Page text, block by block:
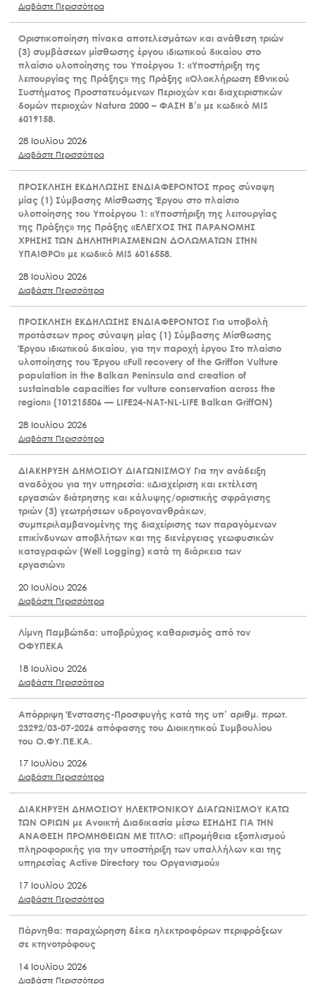
Διαβάστε Περισσότερα
Οριστικοποίηση πίνακα αποτελεσμάτων και ανάθεση τριών
(3) συμβάσεων μίσθωσης έργου ιδιωτικού δικαίου στο
πλαίσιο υλοποίησης του Υποέργου 1: «Υποστήριξη της
λειτουργίας της Πράξης» της Πράξης «Ολοκλήρωση Εθνικού
Συστήματος Προστατευόμενων Περιοχών και διαχειριστικών
δομών περιοχών Natura 2000 – ΦΑΣΗ Β’» με κωδικό MIS
6019158.
28 Ιουλίου 2026
Διαβάστε Περισσότερα
ΠΡΟΣΚΛΗΣΗ ΕΚΔΗΛΩΣΗΣ ΕΝΔΙΑΦΕΡΟΝΤΟΣ προς σύναψη
μίας (1) Σύμβασης Μίσθωσης Έργου στο πλαίσιο
υλοποίησης του Υποέργου 1: «Υποστήριξη της λειτουργίας
της Πράξης» της Πράξης «ΕΛΕΓΧΟΣ ΤΗΣ ΠΑΡΑΝΟΜΗΣ
ΧΡΗΣΗΣ ΤΩΝ ΔΗΛΗΤΗΡΙΑΣΜΕΝΩΝ ΔΟΛΩΜΑΤΩΝ ΣΤΗΝ
ΥΠΑΙΘΡΟ» με κωδικό MIS 6016558.
28 Ιουλίου 2026
Διαβάστε Περισσότερα
ΠΡΟΣΚΛΗΣΗ ΕΚΔΗΛΩΣΗΣ ΕΝΔΙΑΦΕΡΟΝΤΟΣ Για υποβολή
προτάσεων προς σύναψη μίας (1) Σύμβασης Μίσθωσης
Έργου ιδιωτικού δικαίου, για την παροχή έργου Στο πλαίσιο
υλοποίησης του Έργου «Full recovery of the Griffon Vulture
population in the Balkan Peninsula and creation of
sustainable capacities for vulture conservation across the
region» (101215506 — LIFE24-NAT-NL-LIFE Balkan GriffON)
28 Ιουλίου 2026
Διαβάστε Περισσότερα
ΔΙΑΚΗΡΥΞΗ ΔΗΜΟΣΙΟΥ ΔΙΑΓΩΝΙΣΜΟΥ Για την ανάδειξη
αναδόχου για την υπηρεσία: «Διαχείριση και εκτέλεση
εργασιών διάτρησης και κάλυψης/οριστικής σφράγισης
τριών (3) γεωτρήσεων υδρογονανθράκων,
συμπεριλαμβανομένης της διαχείρισης των παραγόμενων
επικίνδυνων αποβλήτων και της διενέργειας γεωφυσικών
καταγραφών (Well Logging) κατά τη διάρκεια των
εργασιών»
20 Ιουλίου 2026
Διαβάστε Περισσότερα
Λίμνη Παμβώτιδα: υποβρύχιος καθαρισμός από τον
ΟΦΥΠΕΚΑ
18 Ιουλίου 2026
Διαβάστε Περισσότερα
Απόρριψη Ένστασης-Προσφυγής κατά της υπ’ αριθμ. πρωτ.
23292/03-07-2026 απόφασης του Διοικητικού Συμβουλίου
του Ο.ΦΥ.ΠΕ.ΚΑ.
17 Ιουλίου 2026
Διαβάστε Περισσότερα
ΔΙΑΚΗΡΥΞΗ ΔΗΜΟΣΙΟΥ ΗΛΕΚΤΡΟΝΙΚΟΥ ΔΙΑΓΩΝΙΣΜΟΥ ΚΑΤΩ
ΤΩΝ ΟΡΙΩΝ με Ανοικτή Διαδικασία μέσω ΕΣΗΔΗΣ ΓΙΑ ΤΗΝ
ΑΝΑΘΕΣΗ ΠΡΟΜΗΘΕΙΩΝ ΜΕ ΤΙΤΛΟ: «Προμήθεια εξοπλισμού
πληροφορικής για την υποστήριξη των υπαλλήλων και της
υπηρεσίας Active Directory του Οργανισμού»
17 Ιουλίου 2026
Διαβάστε Περισσότερα
Πάρνηθα: παραχώρηση δέκα ηλεκτροφόρων περιφράξεων
σε κτηνοτρόφους
14 Ιουλίου 2026
Διαβάστε Περισσότερα